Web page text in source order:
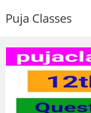
Puja Classes